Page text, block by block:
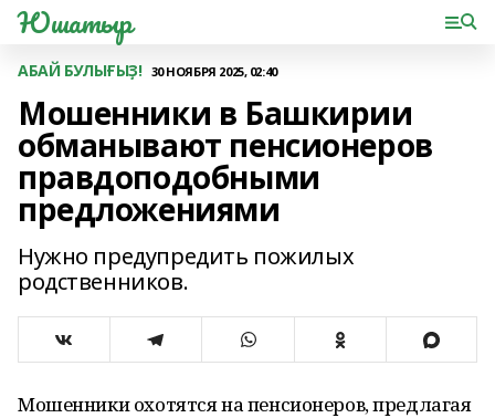
Юшатыр
АБАЙ БУЛЫҒЫҘ! 30 НОЯБРЯ 2025, 02:40
Мошенники в Башкирии
обманывают пенсионеров
правдоподобными
предложениями
Нужно предупредить пожилых
родственников.
Мошенники охотятся на пенсионеров, предлагая